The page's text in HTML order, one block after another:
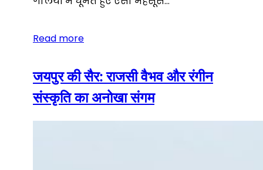
Read more
जयपुर की सैर: राजसी वैभव और रंगीन
संस्कृति का अनोखा संगम